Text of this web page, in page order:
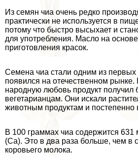
Из семян чиа очень редко
пpaктически не используется в
потому что быстро высыхает и
для употрeбления. Масло на
приготовления красок.
Семена чиа стали одним из
появился на отечественном рынке.
народную любовь продукт получил
вегетарианцам. Они искали
животным продуктам и постепенно
В 100 граммах чиа содержится 631
(Са). Это в два раза больше, чем в
коровьего молока.